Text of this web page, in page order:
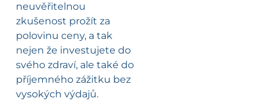
neuvěřitelnou
zkušenost prožít za
polovinu ceny, a tak
nejen že investujete do
svého zdraví, ale také do
příjemného zážitku bez
vysokých výdajů.